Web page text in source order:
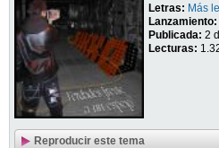
Letras: Más
Lanzamiento:
Publicada: 2
Lecturas:
Reproducir este tema